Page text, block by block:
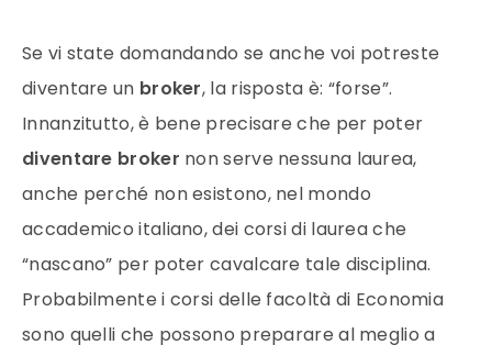
Se vi state domandando se anche voi potreste
diventare un broker, la risposta è: “forse”.
Innanzitutto, è bene precisare che per poter
diventare broker non serve nessuna laurea,
anche perché non esistono, nel mondo
accademico italiano, dei corsi di laurea che
“nascano” per poter cavalcare tale disciplina.
Probabilmente i corsi delle facoltà di Economia
sono quelli che possono preparare al meglio a